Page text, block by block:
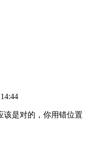
该是对的，你用错位置